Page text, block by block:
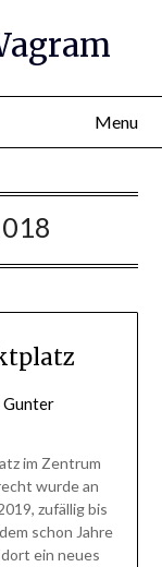
Menu
Gunter
im Zentrum
wurde an
zufällig bis
schon Jahre
ein neues